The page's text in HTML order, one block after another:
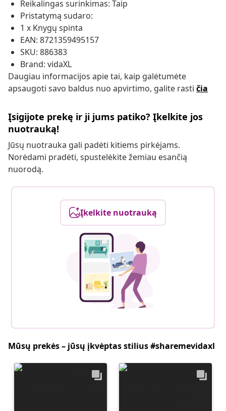
Reikalingas surinkimas: Taip
Pristatymą sudaro:
1 x Knygų spinta
EAN: 8721359495157
SKU: 886383
Brand: vidaXL
Daugiau informacijos apie tai, kaip galėtumėte
apsaugoti savo baldus nuo apvirtimo, galite rasti čia
Įsigijote prekę ir ji jums patiko? Įkelkite jos
nuotrauką!
Jūsų nuotrauka gali padėti kitiems pirkėjams.
Norėdami pradėti, spustelėkite žemiau esančią
nuorodą.
Įkelkite nuotrauką
Mūsų prekės – jūsų įkvėptas stilius #sharemevidaxl